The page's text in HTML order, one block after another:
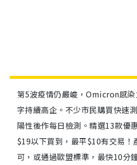
第5波疫情仍嚴峻，Omicron感
字持續高企。不少市民購買快速
陽性後作每日檢測。精選13款優
$19以下買到，最平$10有交易！
可，或通過歐盟標準，最快10分